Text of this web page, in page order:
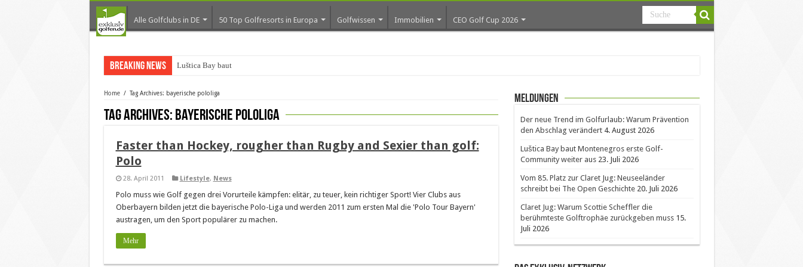
Alle Golfclubs in DE 50 Top Golfresorts in Europa Golfwissen Immobilien CEO Golf Cup 2026
Breaking News Luštica Bay baut Monten
Home / Tag Archives: bayerische pololiga
Tag Archives: bayerische pololiga
Faster than Hockey, rougher than Rugby and Sexier than golf:
Polo
28. April 2011 Lifestyle, News
Polo muss wie Golf gegen drei Vorurteile kämpfen: elitär, zu teuer, kein richtiger Sport! Vier Clubs aus
Oberbayern bilden jetzt die bayerische Polo-Liga und werden 2011 zum ersten Mal die 'Polo Tour Bayern'
austragen, um den Sport populärer zu machen.
Mehr
Meldungen
Der neue Trend im Golfurlaub: Warum Prävention
den Abschlag verändert 4. August 2026
Luštica Bay baut Montenegros erste Golf-
Community weiter aus 23. Juli 2026
Vom 85. Platz zur Claret Jug: Neuseeländer
schreibt bei The Open Geschichte 20. Juli 2026
Claret Jug: Warum Scottie Scheffler die
berühmteste Golftrophäe zurückgeben muss 15.
Juli 2026